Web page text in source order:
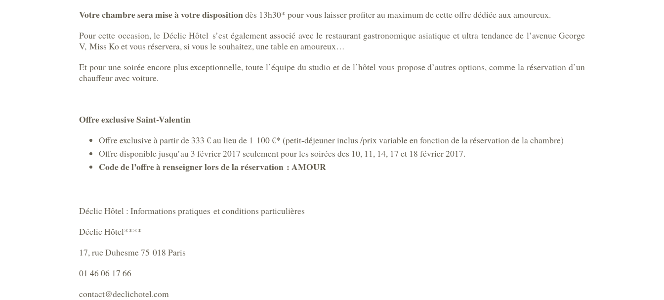
Votre chambre sera mise à votre dispositiondès 13h30* pour vous laisser profiter au maximum de cette offre dédiée aux amoureux.
Pour cette occasion, le Déclic Hôtel s’est également associé avec le restaurant gastronomique asiatique et ultra tendance de l’avenue George
V, Miss Ko et vous réservera, si vous le souhaitez, une table en amoureux…
Et pour une soirée encore plus exceptionnelle, toute l’équipe du studio et de l’hôtel vous propose d’autres options, comme la réservation d’un
chauffeur avec voiture.
Offre exclusive Saint-Valentin
Offre exclusive à partir de 333 € au lieu de 1 100 €* (petit-déjeuner inclus /prix variable en fonction de la réservation de la chambre)
Offre disponible jusqu’au 3 février 2017 seulement pour les soirées des 10, 11, 14, 17 et 18 février 2017.
Code de l’offre à renseigner lors de la réservation : AMOUR
Déclic Hôtel : Informations pratiques et conditions particulières
Déclic Hôtel****
17, rue Duhesme 75 018 Paris
01 46 06 17 66
contact@declichotel.com